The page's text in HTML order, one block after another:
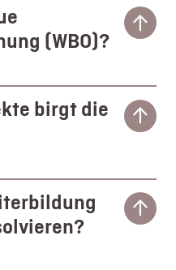
(WBO)?
birgt die